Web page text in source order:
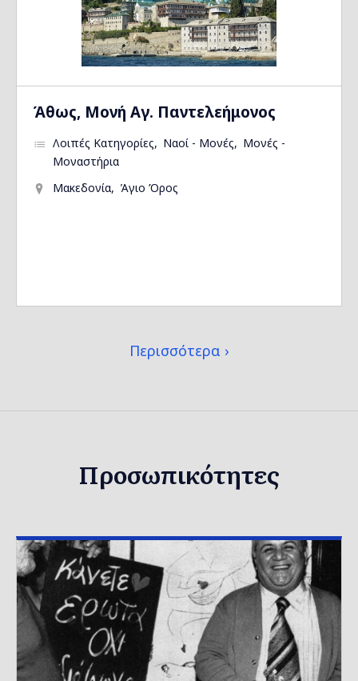
Άθως, Μονή Αγ. Παντελεήμονος
Λοιπές Κατηγορίες Ναοί - Μονές
Μονές -
Μοναστήρια
Μακεδονία
Άγιο Όρος
Περισσότερα
Προσωπικότητες